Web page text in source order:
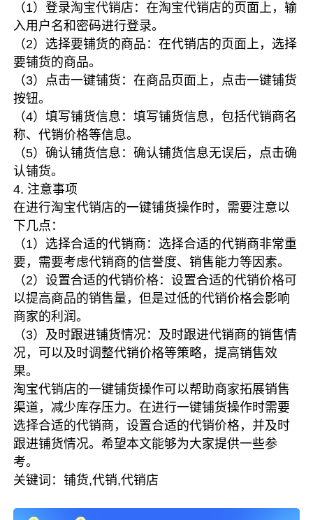
（1）登录淘宝代销店：在淘宝代销店的页面上，输
入用户名和密码进行登录。
（2）选择要铺货的商品：在代销店的页面上，选择
要铺货的商品。
（3）点击一键铺货：在商品页面上，点击一键铺货
按钮。
（4）填写铺货信息：填写铺货信息，包括代销商名
称、代销价格等信息。
（5）确认铺货信息：确认铺货信息无误后，点击确
认铺货。
4. 注意事项
在进行淘宝代销店的一键铺货操作时，需要注意以
下几点：
（1）选择合适的代销商：选择合适的代销商非常重
要，需要考虑代销商的信誉度、销售能力等因素。
（2）设置合适的代销价格：设置合适的代销价格可
以提高商品的销售量，但是过低的代销价格会影响
商家的利润。
（3）及时跟进铺货情况：及时跟进代销商的销售情
况，可以及时调整代销价格等策略，提高销售效
果。
淘宝代销店的一键铺货操作可以帮助商家拓展销售
渠道，减少库存压力。在进行一键铺货操作时需要
选择合适的代销商，设置合适的代销价格，并及时
跟进铺货情况。希望本文能够为大家提供一些参
考。
关键词：铺货,代销,代销店